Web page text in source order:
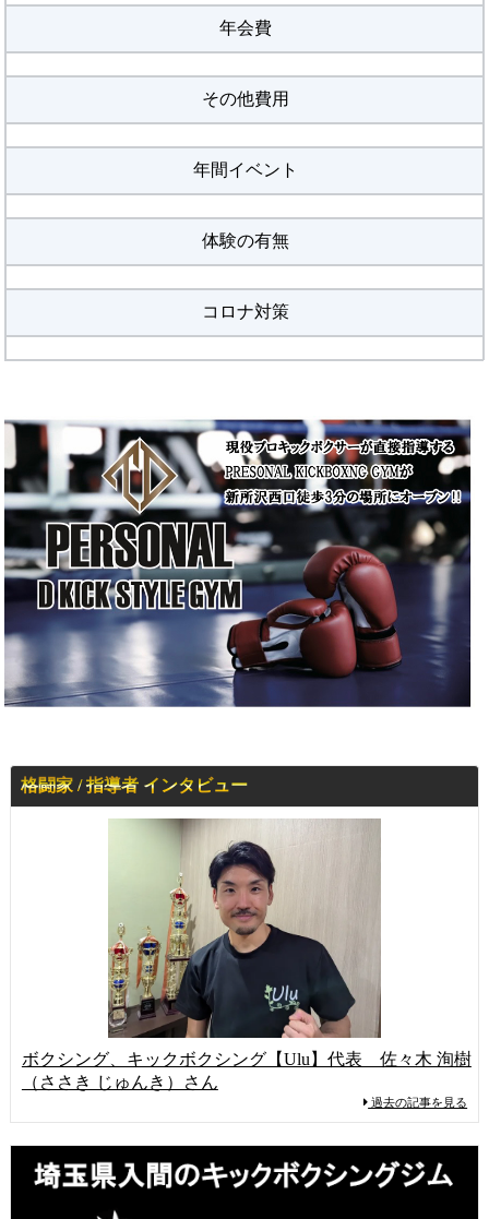
年会費
その他費用
年間イベント
体験の有無
コロナ対策
格闘家 / 指導者 インタビュー
ボクシング、キックボクシング【Ulu】代表 佐々木 洵樹
（ささき じゅんき）さん
過去の記事を見る